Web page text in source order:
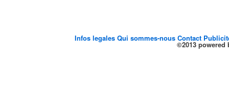
Infos legalesQui sommes-nousContact
©2013 powered